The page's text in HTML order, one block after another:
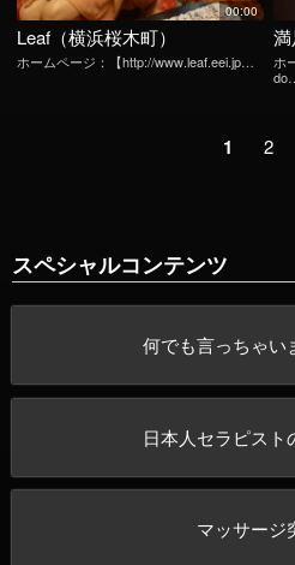
00:00
Leaf（横浜桜木町）
ホームページ：【http://www.leaf.eei.jp…
満
ホ
1 2
スペシャルコンテンツ
何でも言っちゃい
日本人セラピスト
マッサージ